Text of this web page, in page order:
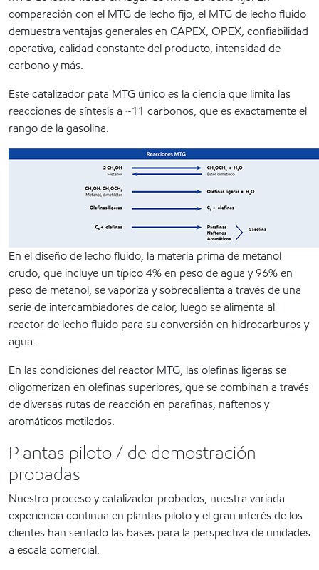
comparación con el MTG de lecho fijo, el MTG de lecho fluido
demuestra ventajas generales en CAPEX, OPEX, confiabilidad
operativa, calidad constante del producto, intensidad de
carbono y más.
Este catalizador pata MTG único es la ciencia que limita las
reacciones de síntesis a ~11 carbonos, que es exactamente el
rango de la gasolina.
En el diseño de lecho fluido, la materia prima de metanol
crudo, que incluye un típico 4% en peso de agua y 96% en
peso de metanol, se vaporiza y sobrecalienta a través de una
serie de intercambiadores de calor, luego se alimenta al
reactor de lecho fluido para su conversión en hidrocarburos y
agua.
En las condiciones del reactor MTG, las olefinas ligeras se
oligomerizan en olefinas superiores, que se combinan a través
de diversas rutas de reacción en parafinas, naftenos y
aromáticos metilados.
Plantas piloto / de demostración
probadas
Nuestro proceso y catalizador probados, nuestra variada
experiencia continua en plantas piloto y el gran interés de los
clientes han sentado las bases para la perspectiva de unidades
a escala comercial.